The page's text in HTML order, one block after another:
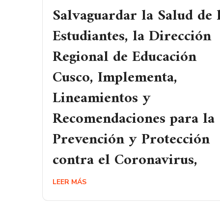
Salvaguardar la Salud de
Estudiantes, la Dirección
Regional de Educación
Cusco, Implementa,
Lineamientos y
Recomendaciones para la
Prevención y Protección
contra el Coronavirus,
LEER MÁS